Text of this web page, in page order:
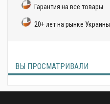
Гарантия на все товары
20+ лет на рынке Украины
ВЫ ПРОСМАТРИВАЛИ